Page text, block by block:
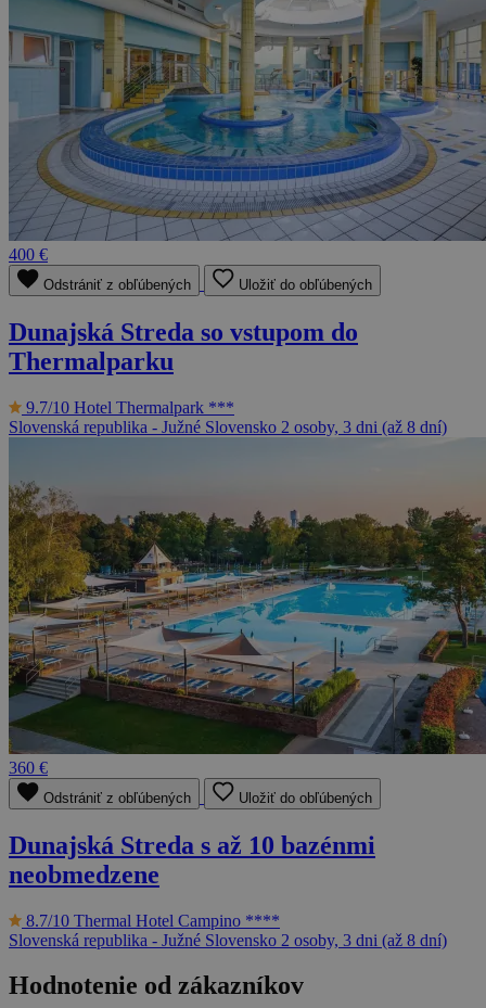
400 €
Odstrániť z obľúbených Uložiť do obľúbených
Dunajská Streda so vstupom do
Thermalparku
9.7/10 Hotel Thermalpark ***
Slovenská republika - Južné Slovensko 2 osoby, 3 dni (až 8 dní)
360 €
Odstrániť z obľúbených Uložiť do obľúbených
Dunajská Streda s až 10 bazénmi
neobmedzene
8.7/10 Thermal Hotel Campino ****
Slovenská republika - Južné Slovensko 2 osoby, 3 dni (až 8 dní)
Hodnotenie od zákazníkov